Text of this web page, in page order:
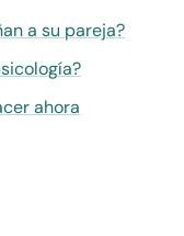
a su pareja?
ahora